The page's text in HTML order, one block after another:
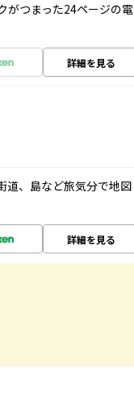
がつまった24ページの電
詳細を見る
道、島など旅気分で地図
詳細を見る